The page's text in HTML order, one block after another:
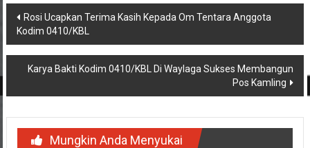
Navigasi
pos
Rosi Ucapkan Terima Kasih Kepada Om Tentara Anggota
Kodim 0410/KBL
Karya Bakti Kodim 0410/KBL Di Waylaga Sukses Membangun
Pos Kamling
Mungkin Anda Menyukai